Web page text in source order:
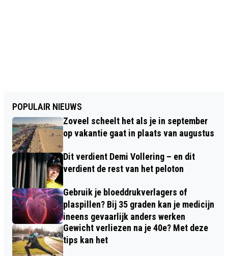
POPULAIR NIEUWS
Zoveel scheelt het als je in september
op vakantie gaat in plaats van augustus
Dit verdient Demi Vollering – en dit
verdient de rest van het peloton
Gebruik je bloeddrukverlagers of
plaspillen? Bij 35 graden kan je medicijn
ineens gevaarlijk anders werken
Gewicht verliezen na je 40e? Met deze
tips kan het